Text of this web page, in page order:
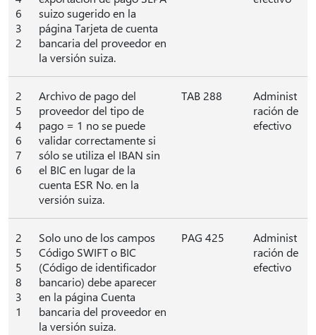
6
3
2
suizo sugerido en la
página Tarjeta de cuenta
bancaria del proveedor en
la versión suiza.
2
5
4
6
7
6
Archivo de pago del
proveedor del tipo de
pago = 1 no se puede
validar correctamente si
sólo se utiliza el IBAN sin
el BIC en lugar de la
cuenta ESR No. en la
versión suiza.
TAB 288
Administ
ración de
efectivo
2
5
5
8
3
1
Solo uno de los campos
Código SWIFT o BIC
(Código de identificador
bancario) debe aparecer
en la página Cuenta
bancaria del proveedor en
la versión suiza.
PAG 425
Administ
ración de
efectivo